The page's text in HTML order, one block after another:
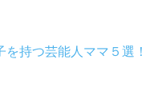
持つ芸能人ママ５選！